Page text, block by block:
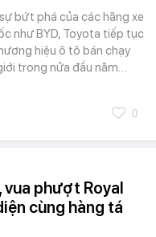
bứt phá của các hãng xe
như BYD, Toyota tiếp tục
hiệu ô tô bán chạy
trong nửa đầu năm…
0
vua phượt Royal
cùng hàng tá